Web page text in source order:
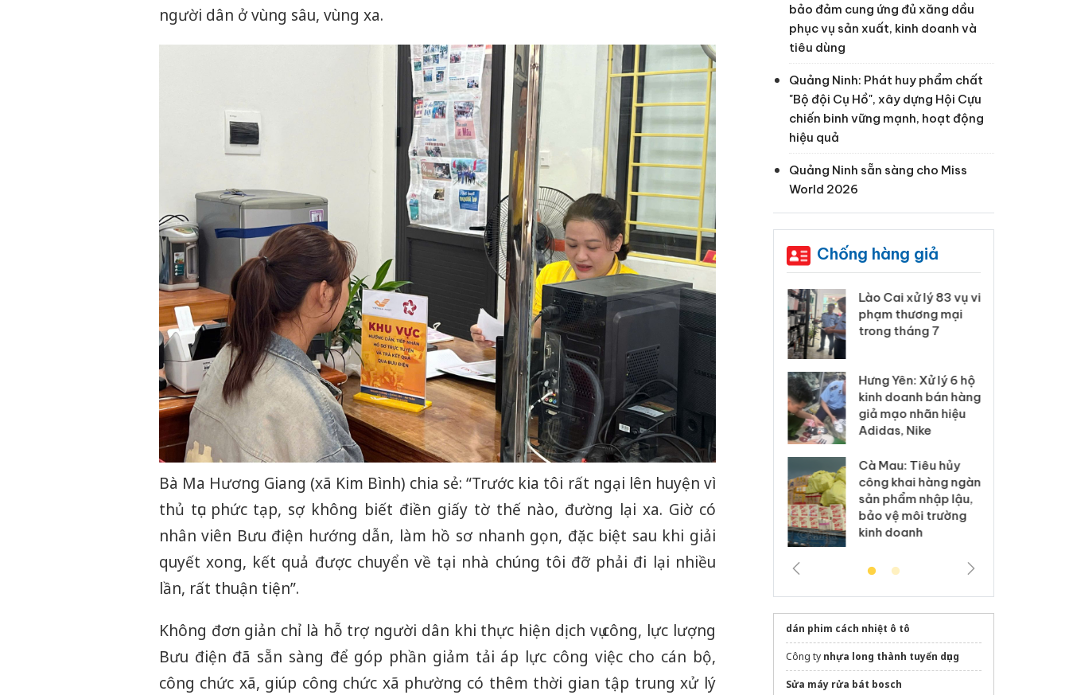
người dân ở vùng sâu, vùng xa.
Bà Ma Hương Giang (xã Kim Bình) chia sẻ: “Trước kia tôi rất ngại lên huyện vì
thủ tục phức tạp, sợ không biết điền giấy tờ thế nào, đường lại xa. Giờ có
nhân viên Bưu điện hướng dẫn, làm hồ sơ nhanh gọn, đặc biệt sau khi giải
quyết xong, kết quả được chuyển về tại nhà chúng tôi đỡ phải đi lại nhiều
lần, rất thuận tiện”.
Không đơn giản chỉ là hỗ trợ người dân khi thực hiện dịch vụ công, lực lượng
Bưu điện đã sẵn sàng để góp phần giảm tải áp lực công việc cho cán bộ,
công chức xã, giúp công chức xã phường có thêm thời gian tập trung xử lý
bảo đảm cung ứng đủ xăng dầu
phục vụ sản xuất, kinh doanh và
tiêu dùng
Quảng Ninh: Phát huy phẩm chất
"Bộ đội Cụ Hồ", xây dựng Hội Cựu
chiến binh vững mạnh, hoạt động
hiệu quả
Quảng Ninh sẵn sàng cho Miss
World 2026
Chống hàng giả
Công an Thanh Hóa
tìm bị hại trong vụ
án sản xuất, buôn
bán yến sào giả
Thanh Hóa: Tìm bị
hại trong vụ án buôn
bán bình sữa
Moyuum giả
chủ mưu đường dây
bán hàng giả tại Phú
Quốc ra đầu thú
Lào Cai xử lý 83 vụ vi
phạm thương mại
trong tháng 7
Hưng Yên: Xử lý 6 hộ
kinh doanh bán hàng
giả mạo nhãn hiệu
Adidas, Nike
Cà Mau: Tiêu hủy
công khai hàng ngàn
sản phẩm nhập lậu,
bảo vệ môi trường
kinh doanh
dán phim cách nhiệt ô tô
Công ty nhựa long thành tuyển dụng
Sửa máy rửa bát bosch